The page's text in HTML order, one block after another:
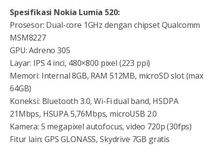
Spesifikasi Nokia Lumia 520:
Prosesor: Dual-core 1GHz dengan chipset Qualcomm
MSM8227
GPU: Adreno 305
Layar: IPS 4 inci, 480×800 pixel (223 ppi)
Memori: Internal 8GB, RAM 512MB, microSD slot (max
64GB)
Koneksi: Bluetooth 3.0, Wi-Fi dual band, HSDPA
21Mbps, HSUPA 5,76Mbps, microUSB 2.0
Kamera: 5 megapixel autofocus, video 720p (30fps)
Fitur lain: GPS GLONASS, Skydrive 7GB gratis